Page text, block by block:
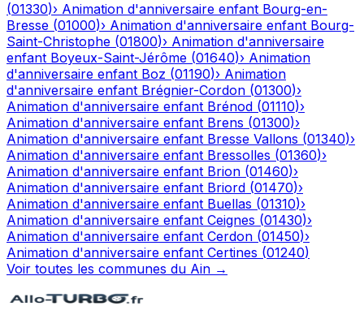
(01330)› Animation d'anniversaire enfant Bourg-en-
Bresse (01000)› Animation d'anniversaire enfant Bourg-
Saint-Christophe (01800)› Animation d'anniversaire
enfant Boyeux-Saint-Jérôme (01640)› Animation
d'anniversaire enfant Boz (01190)› Animation
d'anniversaire enfant Brégnier-Cordon (01300)›
Animation d'anniversaire enfant Brénod (01110)›
Animation d'anniversaire enfant Brens (01300)›
Animation d'anniversaire enfant Bresse Vallons (01340)›
Animation d'anniversaire enfant Bressolles (01360)›
Animation d'anniversaire enfant Brion (01460)›
Animation d'anniversaire enfant Briord (01470)›
Animation d'anniversaire enfant Buellas (01310)›
Animation d'anniversaire enfant Ceignes (01430)›
Animation d'anniversaire enfant Cerdon (01450)›
Animation d'anniversaire enfant Certines (01240)
Voir toutes les communes du Ain →